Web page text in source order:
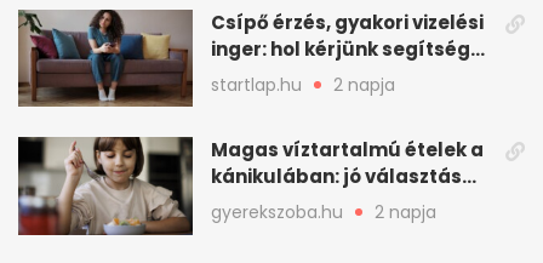
Csípő érzés, gyakori vizelési
inger: hol kérjünk segítséget
felfázás esetén?
startlap.hu 2 napja
Magas víztartalmú ételek a
kánikulában: jó választás
gyerekeknek
gyerekszoba.hu 2 napja